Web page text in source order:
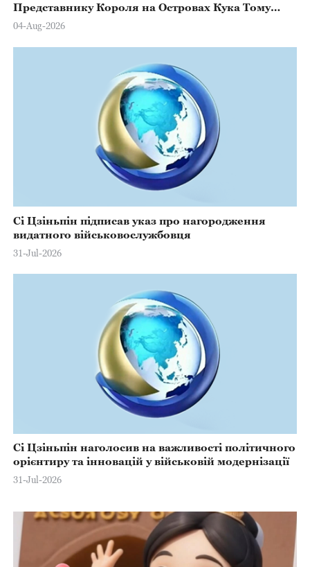
Представнику Короля на Островах Кука Тому
Марстерсу з нагоди Дня Конституції
04-Aug-2026
Сі Цзіньпін підписав указ про нагородження
видатного військовослужбовця
31-Jul-2026
Сі Цзіньпін наголосив на важливості політичного
орієнтиру та інновацій у військовій модернізації
31-Jul-2026